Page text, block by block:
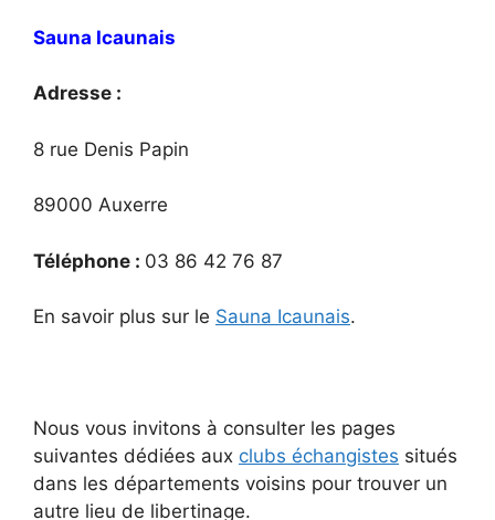
Sauna Icaunais
Adresse :
8 rue Denis Papin
89000 Auxerre
Téléphone : 03 86 42 76 87
En savoir plus sur le Sauna Icaunais.
Nous vous invitons à consulter les pages
suivantes dédiées aux clubs échangistes situés
dans les départements voisins pour trouver un
autre lieu de libertinage.